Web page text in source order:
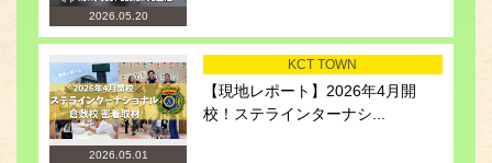
2026.05.20
2026.05.01
KCT TOWN
【現地レポート】2026年4月開
校！ステラインターナシ...